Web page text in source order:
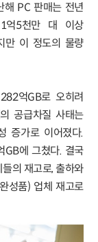
해 PC 판매는 전년
억5천만 대 이상
만 이 정도의 물량
억GB로 오히려
공급차질 사태는
증가로 이어졌다.
GB에 그쳤다. 결국
의 재고로, 출하와
성품) 업체 재고로